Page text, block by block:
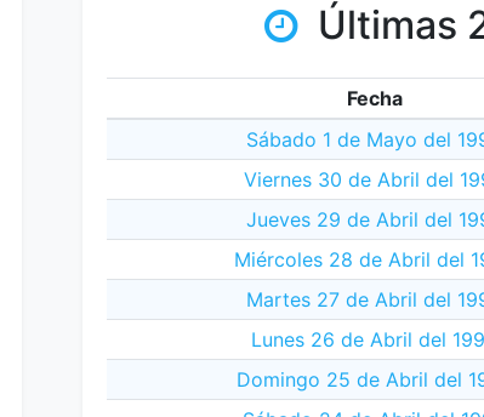
Últimas
Fecha
Sábado 1 de Mayo del
Viernes 30 de Abril del
Jueves 29 de Abril del
Miércoles 28 de Abril del
Martes 27 de Abril del
Lunes 26 de Abril del
Domingo 25 de Abril del